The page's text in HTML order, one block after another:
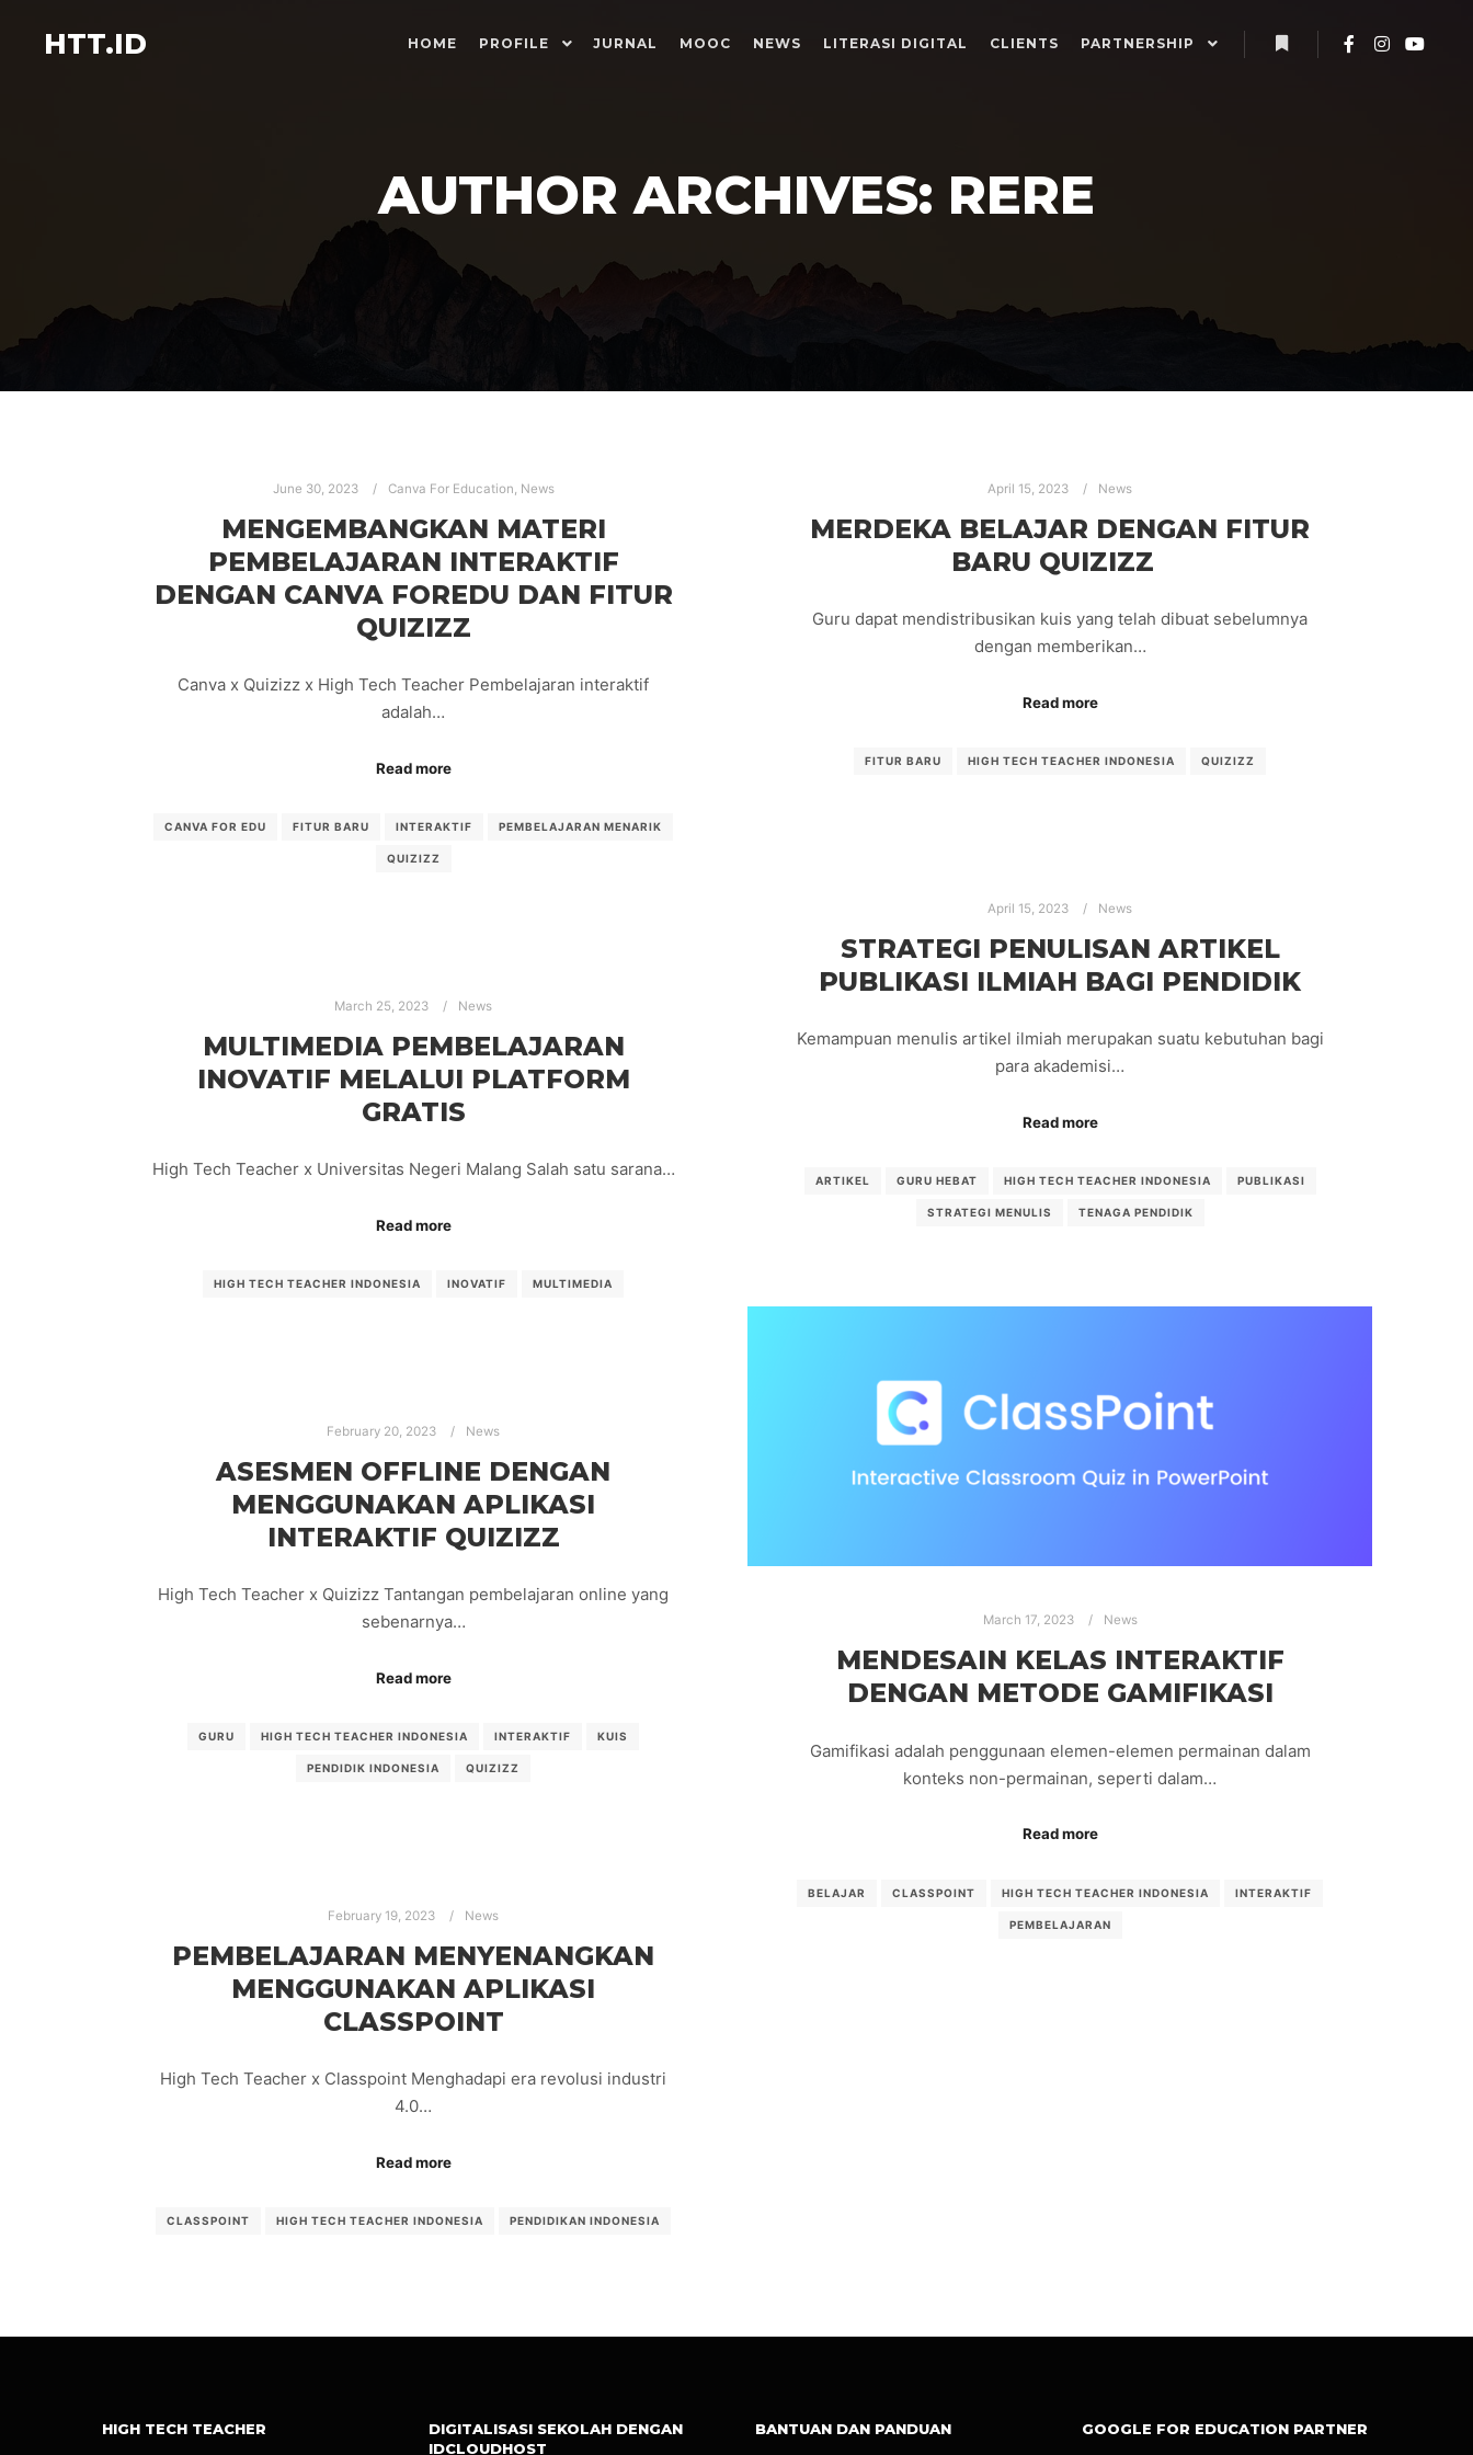
HTT.ID HOME PROFILE JURNAL MOOC NEWS LITERASI DIGITAL CLIENTS
PARTNERSHIP
AUTHOR ARCHIVES: RERE
June 30, 2023 Canva For Education, News
MENGEMBANGKAN MATERI
PEMBELAJARAN INTERAKTIF
DENGAN CANVA FOREDU DAN FITUR
QUIZIZZ
Canva x Quizizz x High Tech Teacher Pembelajaran interaktif
adalah…
Read more
CANVA FOR EDU FITUR BARU INTERAKTIF PEMBELAJARAN MENARIK
QUIZIZZ
April 15, 2023 News
MERDEKA BELAJAR DENGAN FITUR
BARU QUIZIZZ
Guru dapat mendistribusikan kuis yang telah dibuat sebelumnya
dengan memberikan…
Read more
FITUR BARU HIGH TECH TEACHER INDONESIA QUIZIZZ
April 15, 2023 News
STRATEGI PENULISAN ARTIKEL
PUBLIKASI ILMIAH BAGI PENDIDIK
Kemampuan menulis artikel ilmiah merupakan suatu kebutuhan bagi
para akademisi…
Read more
ARTIKEL GURU HEBAT HIGH TECH TEACHER INDONESIA PUBLIKASI
STRATEGI MENULIS TENAGA PENDIDIK
March 25, 2023 News
MULTIMEDIA PEMBELAJARAN
INOVATIF MELALUI PLATFORM
GRATIS
High Tech Teacher x Universitas Negeri Malang Salah satu sarana…
Read more
HIGH TECH TEACHER INDONESIA INOVATIF MULTIMEDIA
March 17, 2023 News
MENDESAIN KELAS INTERAKTIF
DENGAN METODE GAMIFIKASI
Gamifikasi adalah penggunaan elemen-elemen permainan dalam
konteks non-permainan, seperti dalam…
Read more
BELAJAR CLASSPOINT HIGH TECH TEACHER INDONESIA INTERAKTIF
PEMBELAJARAN
February 20, 2023 News
ASESMEN OFFLINE DENGAN
MENGGUNAKAN APLIKASI
INTERAKTIF QUIZIZZ
High Tech Teacher x Quizizz Tantangan pembelajaran online yang
sebenarnya…
Read more
GURU HIGH TECH TEACHER INDONESIA INTERAKTIF KUIS
PENDIDIK INDONESIA QUIZIZZ
February 19, 2023 News
PEMBELAJARAN MENYENANGKAN
MENGGUNAKAN APLIKASI
CLASSPOINT
High Tech Teacher x Classpoint Menghadapi era revolusi industri
4.0…
Read more
CLASSPOINT HIGH TECH TEACHER INDONESIA PENDIDIKAN INDONESIA
HIGH TECH TEACHER
DIGITALISASI SEKOLAH DENGAN
IDCLOUDHOST
BANTUAN DAN PANDUAN GOOGLE FOR EDUCATION PARTNER